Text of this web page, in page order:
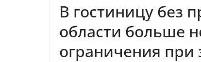
В гостиницу без
области больше
ограничения при